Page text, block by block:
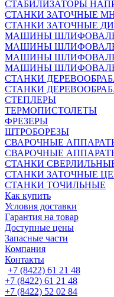
СТАБИЛИЗАТОРЫ
СТАНКИ ЗАТОЧНЫЕ
СТАНКИ ЗАТОЧНЫЕ
МАШИНЫ
МАШИНЫ
МАШИНЫ
МАШИНЫ
СТАНКИ
СТАНКИ
СТЕПЛЕРЫ
ТЕРМОПИСТОЛЕТЫ
ФРЕЗЕРЫ
ШТРОБОРЕЗЫ
СВАРОЧНЫЕ
СВАРОЧНЫЕ
СТАНКИ
СТАНКИ ЗАТОЧНЫЕ
СТАНКИ ТОЧИЛЬНЫЕ
Как купить
Условия доставки
Гарантия на товар
Доступные цены
Запасные части
Компания
Контакты
+7 (8422) 61 21 48
+7 (8422) 61 21 48
+7 (8422) 52 02 84